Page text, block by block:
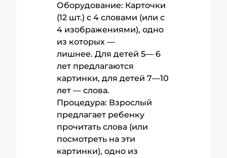
Оборудование: Карточки
(12 шт.) с 4 словами (или с
4 изображениями), одно
из которых —
лишнее. Для детей 5— 6
лет предлагаются
картинки, для детей 7—10
лет — слова.
Процедура: Взрослый
предлагает ребенку
прочитать слова (или
посмотреть на эти
картинки), одно из